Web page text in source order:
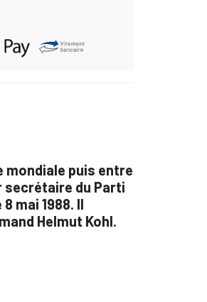
mondiale puis entre
secrétaire du Parti
mai 1988. Il
Helmut Kohl.